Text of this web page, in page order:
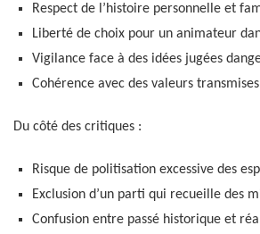
Respect de l’histoire personnelle et
Liberté de choix pour un animateur
Vigilance face à des idées jugées
Cohérence avec des valeurs
Du côté des critiques :
Risque de politisation excessive des
Exclusion d’un parti qui recueille des
Confusion entre passé historique et